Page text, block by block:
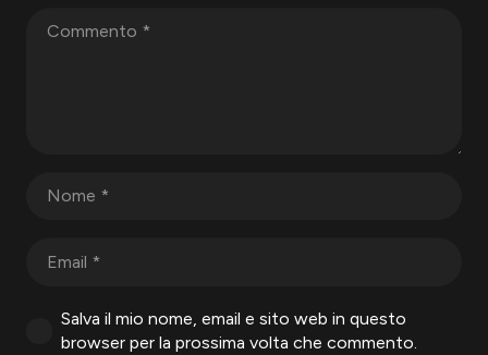
Salva il mio nome, email e sito web in questo
browser per la prossima volta che commento.